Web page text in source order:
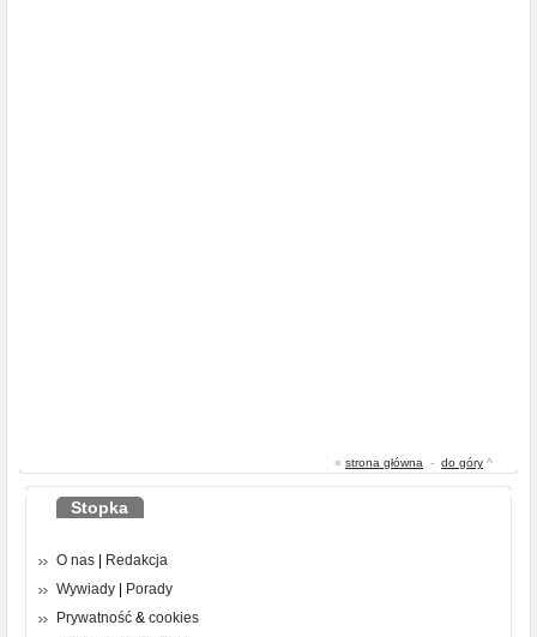
« strona główna - do góry ^
Stopka
O nas
Redakcja
Wywiady
Porady
Prywatność & cookies